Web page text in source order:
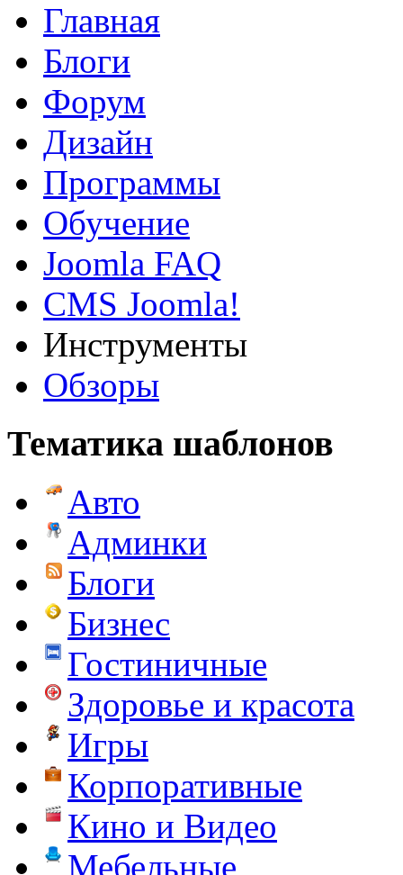
Главная
Блоги
Форум
Дизайн
Программы
Обучение
Joomla FAQ
CMS Joomla!
Инструменты
Обзоры
Тематика шаблонов
Авто
Админки
Блоги
Бизнес
Гостиничные
Здоровье и красота
Игры
Корпоративные
Кино и Видео
Мебельные